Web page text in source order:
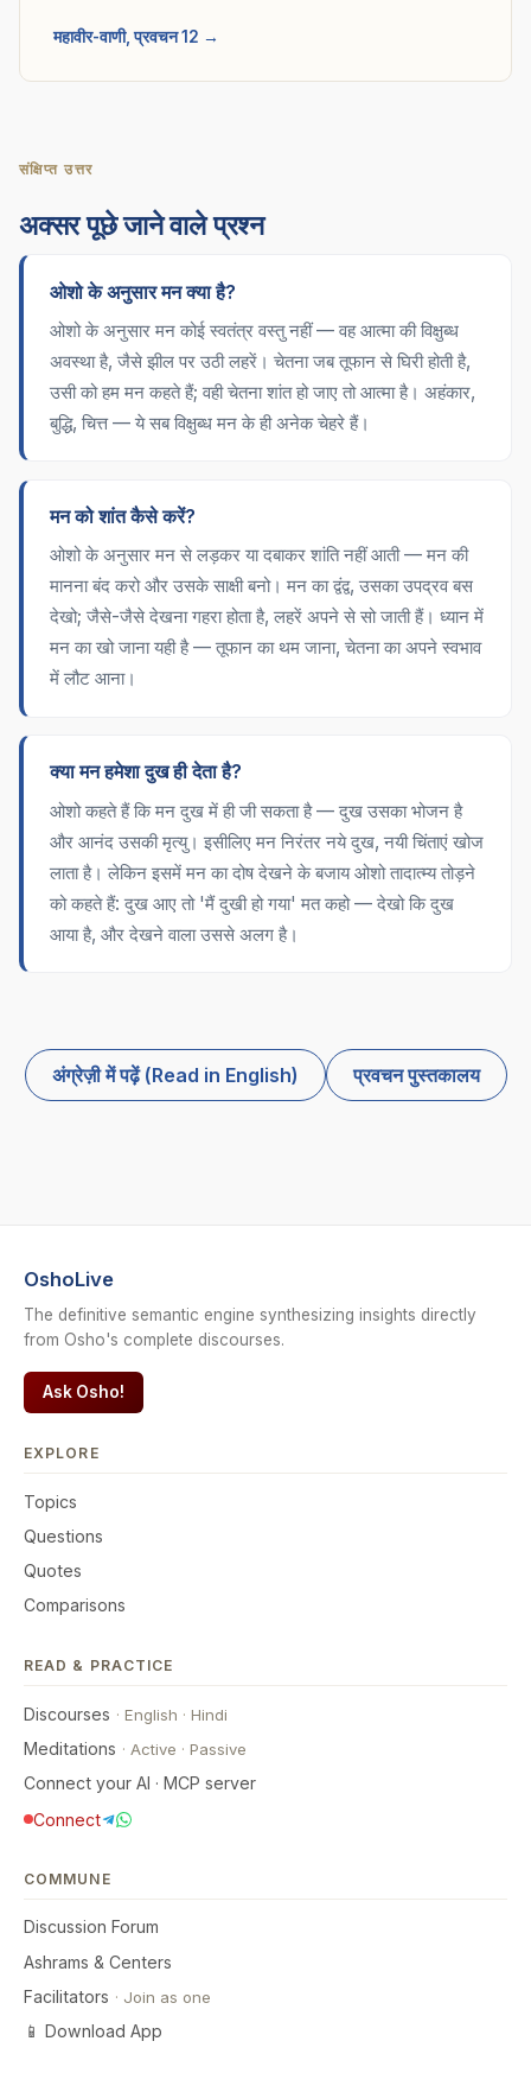
महावीर-वाणी, प्रवचन 12 →
संक्षिप्त उत्तर
अक्सर पूछे जाने वाले प्रश्न
ओशो के अनुसार मन क्या है?
ओशो के अनुसार मन कोई स्वतंत्र वस्तु नहीं — वह आत्मा की विक्षुब्ध
अवस्था है, जैसे झील पर उठी लहरें। चेतना जब तूफान से घिरी होती है,
उसी को हम मन कहते हैं; वही चेतना शांत हो जाए तो आत्मा है। अहंकार,
बुद्धि, चित्त — ये सब विक्षुब्ध मन के ही अनेक चेहरे हैं।
मन को शांत कैसे करें?
ओशो के अनुसार मन से लड़कर या दबाकर शांति नहीं आती — मन की
मानना बंद करो और उसके साक्षी बनो। मन का द्वंद्व, उसका उपद्रव बस
देखो; जैसे-जैसे देखना गहरा होता है, लहरें अपने से सो जाती हैं। ध्यान में
मन का खो जाना यही है — तूफान का थम जाना, चेतना का अपने स्वभाव
में लौट आना।
क्या मन हमेशा दुख ही देता है?
ओशो कहते हैं कि मन दुख में ही जी सकता है — दुख उसका भोजन है
और आनंद उसकी मृत्यु। इसीलिए मन निरंतर नये दुख, नयी चिंताएं खोज
लाता है। लेकिन इसमें मन का दोष देखने के बजाय ओशो तादात्म्य तोड़ने
को कहते हैं: दुख आए तो 'मैं दुखी हो गया' मत कहो — देखो कि दुख
आया है, और देखने वाला उससे अलग है।
अंग्रेज़ी में पढ़ें (Read in English) प्रवचन पुस्तकालय
OshoLive
The definitive semantic engine synthesizing insights directly
from Osho's complete discourses.
Ask Osho!
EXPLORE
Topics
Questions
Quotes
Comparisons
READ & PRACTICE
Discourses · English · Hindi
Meditations · Active · Passive
Connect your AI · MCP server
Connect
COMMUNE
Discussion Forum
Ashrams & Centers
Facilitators · Join as one
📱 Download App